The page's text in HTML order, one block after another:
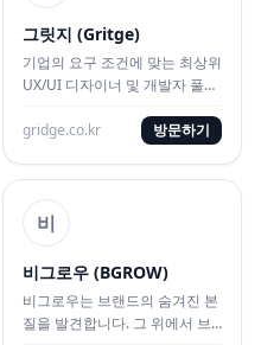
그릿지 (Gritge)
기업의 요구 조건에 맞는 최상위
UX/UI 디자이너 및 개발자 풀을
해 주는 외주 대행사
gridge.co.kr 방문하기
비
비그로우 (BGROW)
비그로우는 브랜드의 숨겨진 본
질을 발견합니다. 그 위에서 브